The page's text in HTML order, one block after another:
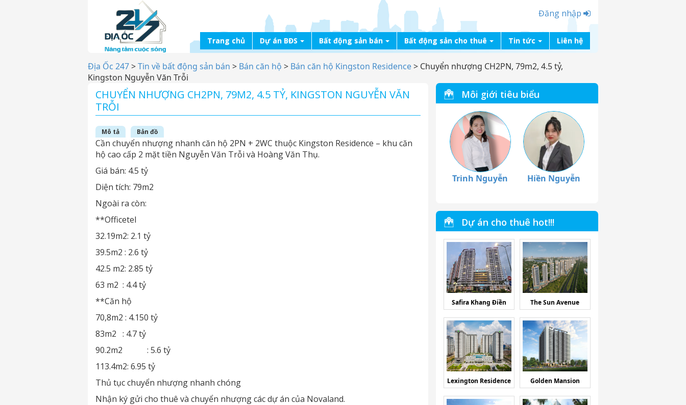
Đăng nhập
Trang chủ Dự án BĐS Bất động sản bán Bất động sản cho thuê Tin tức Liên hệ
Địa Ốc 247>Tin về bất động sản bán > Bán căn hộ > Bán căn hộ Kingston Residence> Chuyển nhượng CH2PN, 79m2, 4.5 tỷ,
Kingston Nguyễn Văn Trỗi
CHUYỂN NHƯỢNG CH2PN, 79M2, 4.5 TỶ, KINGSTON NGUYỄN VĂN
TRỖI
Mô tả Bản đồ
Cần chuyển nhượng nhanh căn hộ 2PN + 2WC thuộc Kingston Residence – khu căn
hộ cao cấp 2 mặt tiền Nguyễn Văn Trỗi và Hoàng Văn Thụ.
Giá bán: 4.5 tỷ
Diện tích: 79m2
Ngoài ra còn:
**Officetel
32.19m2: 2.1 tỷ
39.5m2 : 2.6 tỷ
42.5 m2: 2.85 tỷ
63 m2 : 4.4 tỷ
**Căn hộ
70,8m2 : 4.150 tỷ
83m2 : 4.7 tỷ
90.2m2 : 5.6 tỷ
113.4m2: 6.95 tỷ
Thủ tục chuyển nhượng nhanh chóng
Nhận ký gửi cho thuê và chuyển nhượng các dự án của Novaland.
Môi giới tiêu biểu
Trinh Nguyễn Hiền Nguyễn
Dự án cho thuê hot!!!
Safira Khang Điền The Sun Avenue
Lexington Residence Golden Mansion